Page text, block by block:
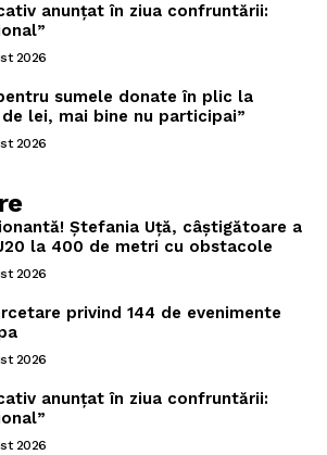
anunțat în ziua confruntării:
2026
sumele donate în plic la
de lei, mai bine nu participai”
2026
Ștefania Uță, câștigătoare a
la 400 de metri cu obstacole
2026
privind 144 de evenimente
2026
anunțat în ziua confruntării:
2026